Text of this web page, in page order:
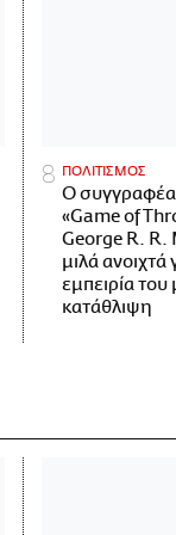
ΠΟΛΙΤΙΣΜΟΣ
Ο
«Game of
George R.
μιλά ανοιχτά
εμπειρία του
κατάθλιψη